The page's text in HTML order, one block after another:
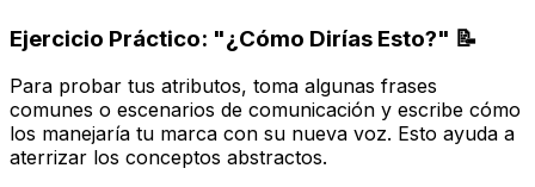
Ejercicio Práctico: "¿Cómo Dirías Esto?" 📝
Para probar tus atributos, toma algunas frases
comunes o escenarios de comunicación y escribe cómo
los manejaría tu marca con su nueva voz. Esto ayuda a
aterrizar los conceptos abstractos.